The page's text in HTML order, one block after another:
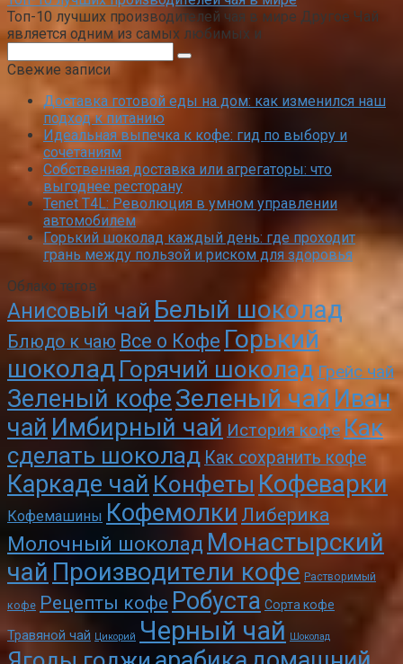
Топ-10 лучших производителей чая в мире Другое Чай
является одним из самых любимых и
Свежие записи
Доставка готовой еды на дом: как изменился наш
подход к питанию
Идеальная выпечка к кофе: гид по выбору и
сочетаниям
Собственная доставка или агрегаторы: что
выгоднее ресторану
Tenet T4L: Революция в умном управлении
автомобилем
Горький шоколад каждый день: где проходит
грань между пользой и риском для здоровья
Облако тегов
Анисовый чай Белый шоколад
Блюдо к чаю Все о Кофе Горький
шоколад Горячий шоколад Грейс чай
Зеленый кофеЗеленый чай Иван
чай Имбирный чай История кофе Как
сделать шоколад Как сохранить кофе
Каркаде чай Конфеты Кофеварки
Кофемашины Кофемолки Либерика
Молочный шоколад Монастырский
чай Производители кофе Растворимый
кофе Рецепты кофе Робуста Сорта кофе
Травяной чай Цикорий Черный чай Шоколад